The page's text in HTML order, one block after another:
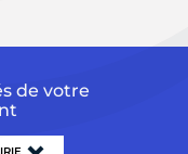
de votre